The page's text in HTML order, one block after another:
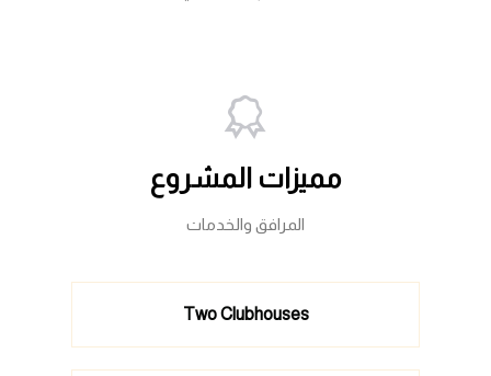
مميزات المشروع
المرافق والخدمات
Two Clubhouses